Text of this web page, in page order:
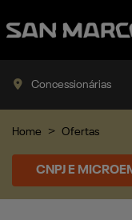
Concessionárias
Home Ofertas
CNPJ E